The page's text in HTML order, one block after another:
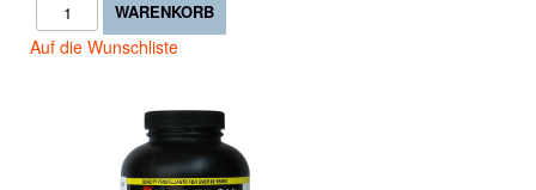
Auf die Wunschliste